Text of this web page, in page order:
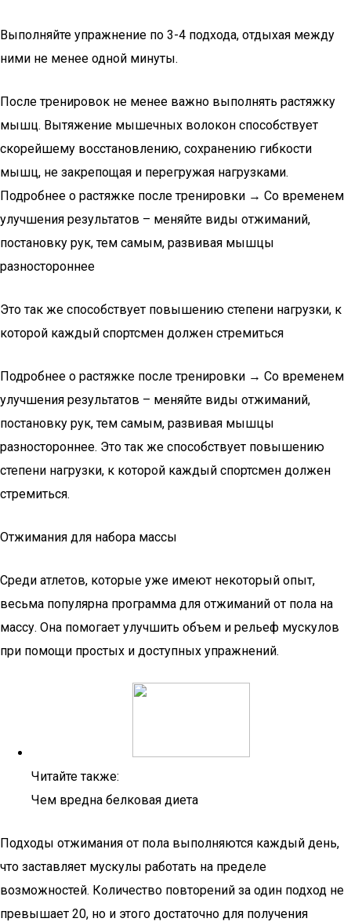
Выполняйте упражнение по 3-4 подхода, отдыхая между
ними не менее одной минуты.
После тренировок не менее важно выполнять растяжку
мышц. Вытяжение мышечных волокон способствует
скорейшему восстановлению, сохранению гибкости
мышц, не закрепощая и перегружая нагрузками.
Подробнее о растяжке после тренировки → Со временем
улучшения результатов – меняйте виды отжиманий,
постановку рук, тем самым, развивая мышцы
разностороннее
Это так же способствует повышению степени нагрузки, к
которой каждый спортсмен должен стремиться
Подробнее о растяжке после тренировки → Со временем
улучшения результатов – меняйте виды отжиманий,
постановку рук, тем самым, развивая мышцы
разностороннее. Это так же способствует повышению
степени нагрузки, к которой каждый спортсмен должен
стремиться.
Отжимания для набора массы
Среди атлетов, которые уже имеют некоторый опыт,
весьма популярна программа для отжиманий от пола на
массу. Она помогает улучшить объем и рельеф мускулов
при помощи простых и доступных упражнений.
Читайте также:
Чем вредна белковая диета
Подходы отжимания от пола выполняются каждый день,
что заставляет мускулы работать на пределе
возможностей. Количество повторений за один подход не
превышает 20, но и этого достаточно для получения